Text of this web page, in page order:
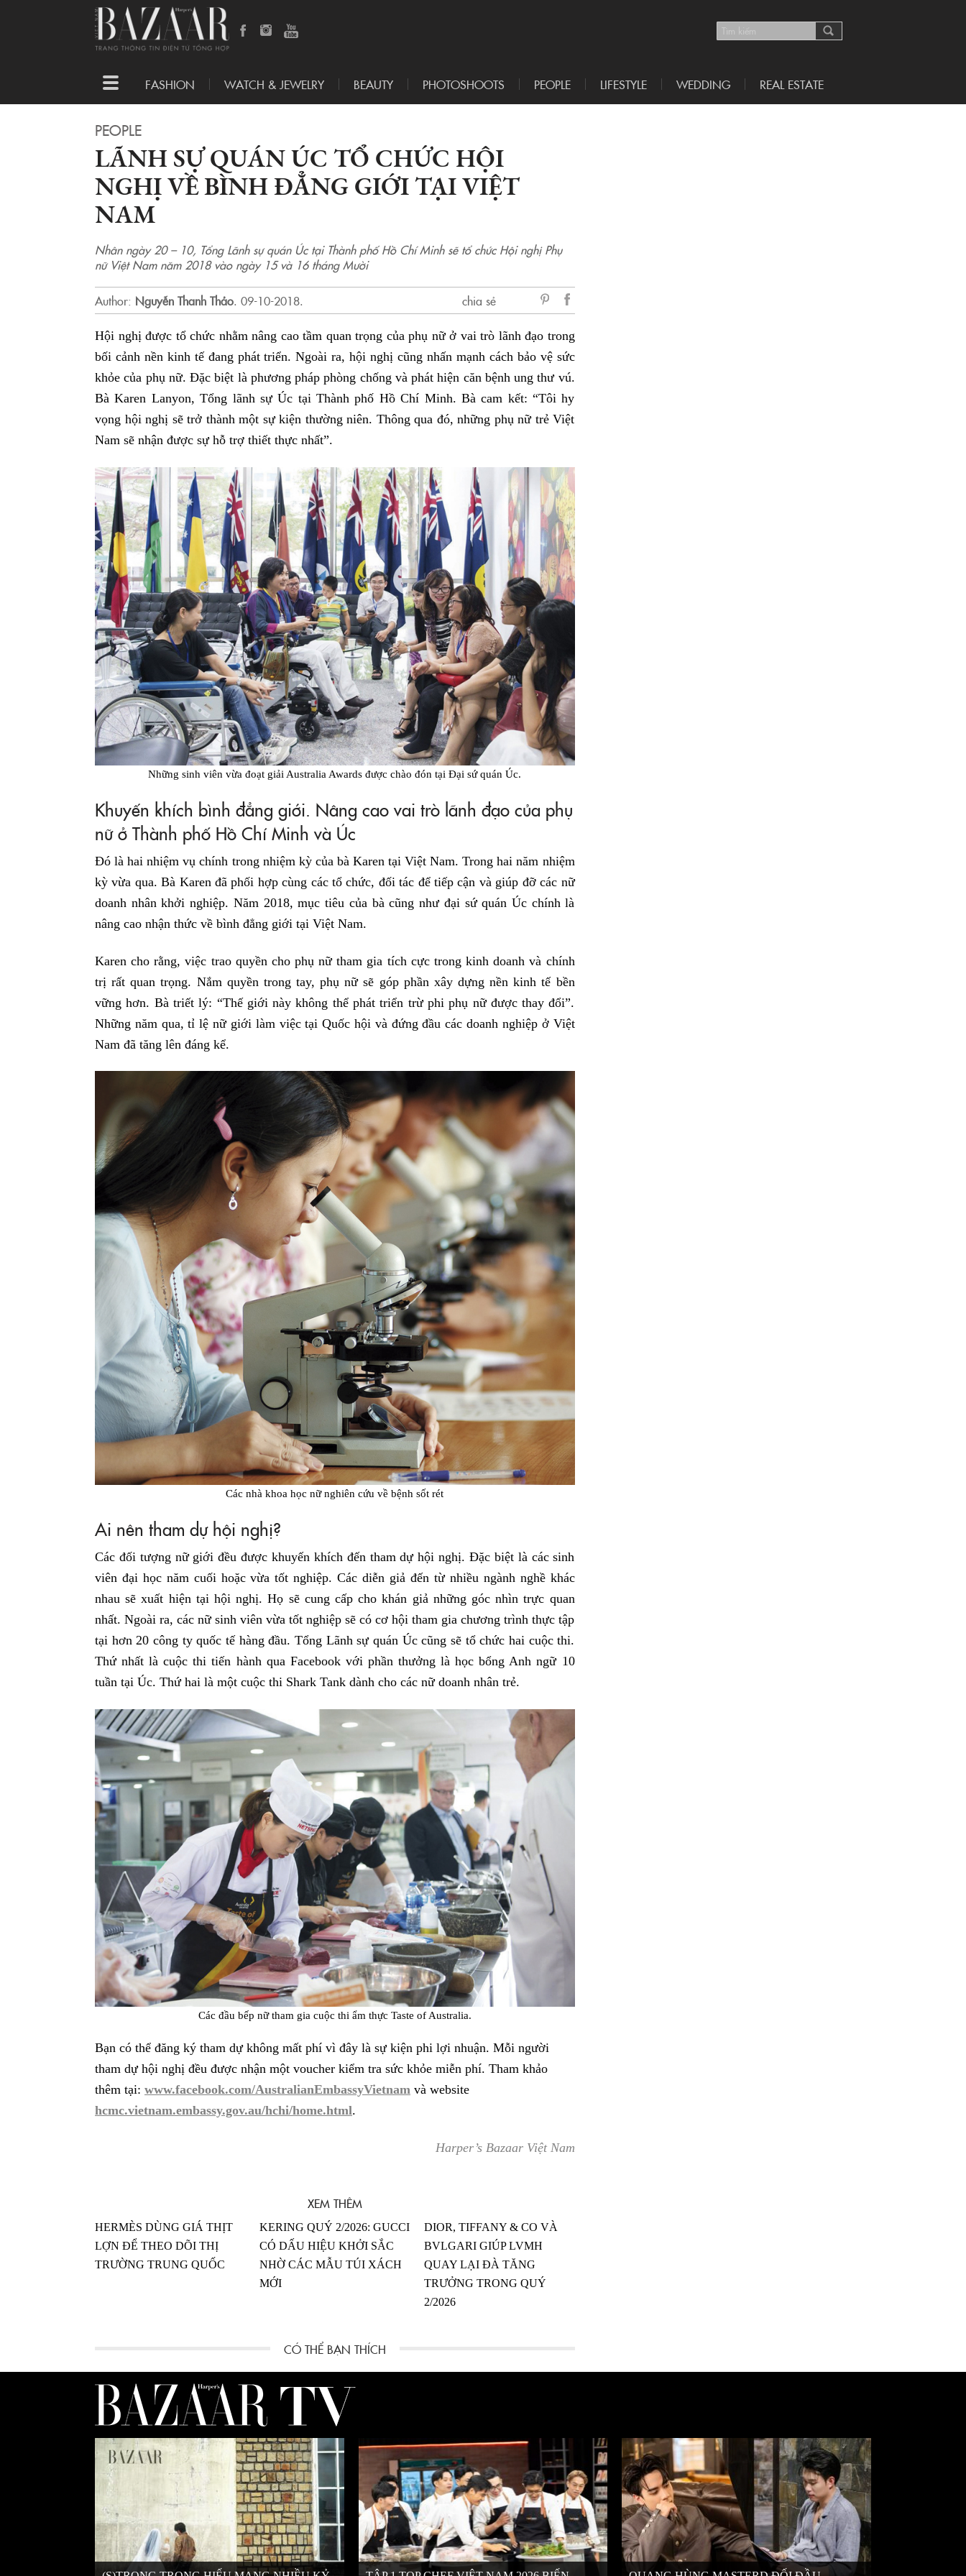
Toggle
navigation
FASHION WATCH & JEWELRY BEAUTY PHOTOSHOOTS PEOPLE LIFESTYLE WEDDING REAL ESTATE
PEOPLE
LÃNH SỰ QUÁN ÚC TỔ CHỨC HỘI
NGHỊ VỀ BÌNH ĐẲNG GIỚI TẠI VIỆT
NAM
Nhân ngày 20 – 10, Tổng Lãnh sự quán Úc tại Thành phố Hồ Chí Minh sẽ tổ chức Hội nghị Phụ
nữ Việt Nam năm 2018 vào ngày 15 và 16 tháng Mười
Author: Nguyễn Thanh Thảo. 09-10-2018.
chia sẻ
Facebook
Hội nghị được tổ chức nhằm nâng cao tầm quan trọng của phụ nữ ở vai trò lãnh đạo trong
bối cảnh nền kinh tế đang phát triển. Ngoài ra, hội nghị cũng nhấn mạnh cách bảo vệ sức
khỏe của phụ nữ. Đặc biệt là phương pháp phòng chống và phát hiện căn bệnh ung thư vú.
Bà Karen Lanyon, Tổng lãnh sự Úc tại Thành phố Hồ Chí Minh. Bà cam kết: “Tôi hy
vọng hội nghị sẽ trở thành một sự kiện thường niên. Thông qua đó, những phụ nữ trẻ Việt
Nam sẽ nhận được sự hỗ trợ thiết thực nhất”.
Những sinh viên vừa đoạt giải Australia Awards được chào đón tại Đại sứ quán Úc.
Khuyến khích bình đẳng giới. Nâng cao vai trò lãnh đạo của phụ
nữ ở Thành phố Hồ Chí Minh và Úc
Đó là hai nhiệm vụ chính trong nhiệm kỳ của bà Karen tại Việt Nam. Trong hai năm nhiệm
kỳ vừa qua. Bà Karen đã phối hợp cùng các tổ chức, đối tác để tiếp cận và giúp đỡ các nữ
doanh nhân khởi nghiệp. Năm 2018, mục tiêu của bà cũng như đại sứ quán Úc chính là
nâng cao nhận thức về bình đẳng giới tại Việt Nam.
Karen cho rằng, việc trao quyền cho phụ nữ tham gia tích cực trong kinh doanh và chính
trị rất quan trọng. Nắm quyền trong tay, phụ nữ sẽ góp phần xây dựng nền kinh tế bền
vững hơn. Bà triết lý: “Thế giới này không thể phát triển trừ phi phụ nữ được thay đổi”.
Những năm qua, tỉ lệ nữ giới làm việc tại Quốc hội và đứng đầu các doanh nghiệp ở Việt
Nam đã tăng lên đáng kể.
Các nhà khoa học nữ nghiên cứu về bệnh sốt rét
Ai nên tham dự hội nghị?
Các đối tượng nữ giới đều được khuyến khích đến tham dự hội nghị. Đặc biệt là các sinh
viên đại học năm cuối hoặc vừa tốt nghiệp. Các diễn giả đến từ nhiều ngành nghề khác
nhau sẽ xuất hiện tại hội nghị. Họ sẽ cung cấp cho khán giả những góc nhìn trực quan
nhất. Ngoài ra, các nữ sinh viên vừa tốt nghiệp sẽ có cơ hội tham gia chương trình thực tập
tại hơn 20 công ty quốc tế hàng đầu. Tổng Lãnh sự quán Úc cũng sẽ tổ chức hai cuộc thi.
Thứ nhất là cuộc thi tiến hành qua Facebook với phần thưởng là học bổng Anh ngữ 10
tuần tại Úc. Thứ hai là một cuộc thi Shark Tank dành cho các nữ doanh nhân trẻ.
Các đầu bếp nữ tham gia cuộc thi ẩm thực Taste of Australia.
Bạn có thể đăng ký tham dự không mất phí vì đây là sự kiện phi lợi nhuận. Mỗi người
tham dự hội nghị đều được nhận một voucher kiểm tra sức khỏe miễn phí. Tham khảo
thêm tại: www.facebook.com/AustralianEmbassyVietnam và website
hcmc.vietnam.embassy.gov.au/hchi/home.html.
Harper’s Bazaar Việt Nam
XEM THÊM
HERMÈS DÙNG GIÁ THỊT
LỢN ĐỂ THEO DÕI THỊ
TRƯỜNG TRUNG QUỐC
KERING QUÝ 2/2026: GUCCI
CÓ DẤU HIỆU KHỞI SẮC
NHỜ CÁC MẪU TÚI XÁCH
MỚI
DIOR, TIFFANY & CO VÀ
BVLGARI GIÚP LVMH
QUAY LẠI ĐÀ TĂNG
TRƯỞNG TRONG QUÝ
2/2026